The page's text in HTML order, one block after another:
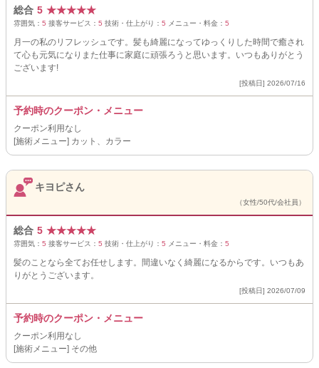
総合 5 ★★★★★
雰囲気： 5 接客サービス： 5 技術・仕上がり： 5 メニュー・料金： 5
月一の私のリフレッシュです。髪も綺麗になってゆっくりした時間で癒され
て心も元気になりまた仕事に家庭に頑張ろうと思います。いつもありがとう
ございます!
[投稿日] 2026/07/16
予約時のクーポン・メニュー
クーポン利用なし
[施術メニュー] カット、カラー
キヨピさん
（女性/50代/会社員）
総合 5 ★★★★★
雰囲気： 5 接客サービス： 5 技術・仕上がり： 5 メニュー・料金： 5
髪のことなら全てお任せします。間違いなく綺麗になるからです。いつもあ
りがとうございます。
[投稿日] 2026/07/09
予約時のクーポン・メニュー
クーポン利用なし
[施術メニュー] その他